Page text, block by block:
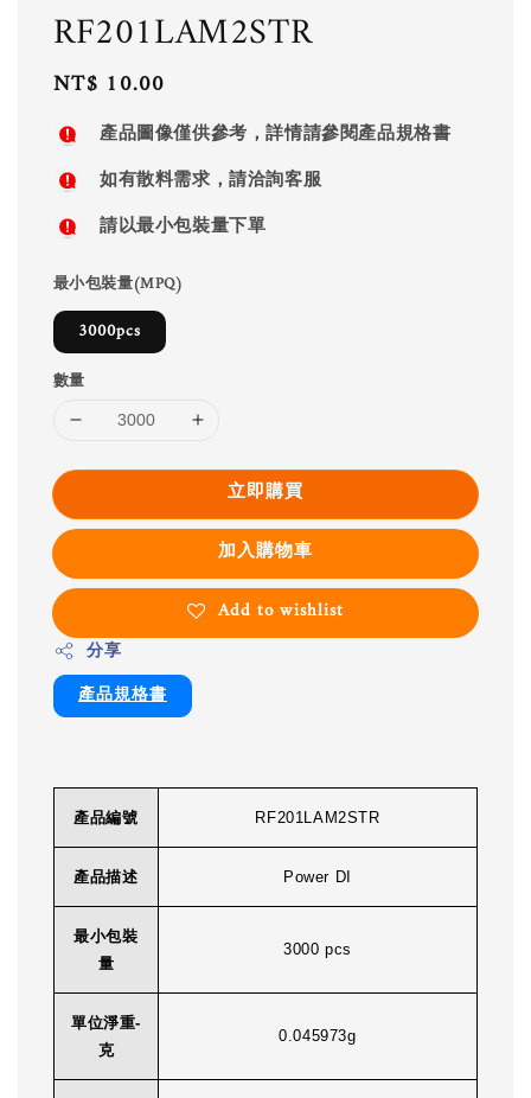
RF201LAM2STR
Regular
price
NT$ 10.00
產品圖像僅供參考，詳情請參閱產品規格書
如有散料需求，請洽詢客服
請以最小包裝量下單
最小包裝量(MPQ)
3000pcs
數量
立即購買
加入購物車
Add to wishlist
分享
產品規格書
產品編號 RF201LAM2STR
產品描述 Power DI
最小包裝
量
3000 pcs
單位淨重-
克
0.045973g